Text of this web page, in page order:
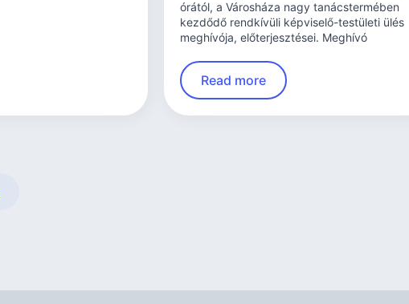
órától, a Városháza nagy tanácstermében
kezdődő rendkívüli képviselő-testületi ülés
meghívója, előterjesztései. Meghívó
Read more